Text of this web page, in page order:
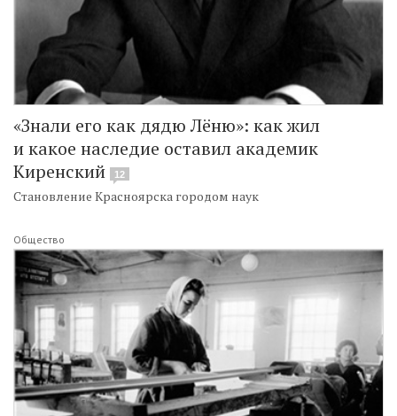
«Знали его как дядю Лёню»: как жил
и какое наследие оставил академик
Киренский
12
Становление Красноярска городом наук
Общество